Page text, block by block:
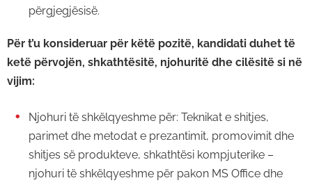
përgjegjësisë.
Për t’u konsideruar për këtë pozitë, kandidati duhet të
ketë përvojën, shkathtësitë, njohuritë dhe cilësitë si në
vijim:
Njohuri të shkëlqyeshme për: Teknikat e shitjes,
parimet dhe metodat e prezantimit, promovimit dhe
shitjes së produkteve, shkathtësi kompjuterike –
njohuri të shkëlqyeshme për pakon MS Office dhe